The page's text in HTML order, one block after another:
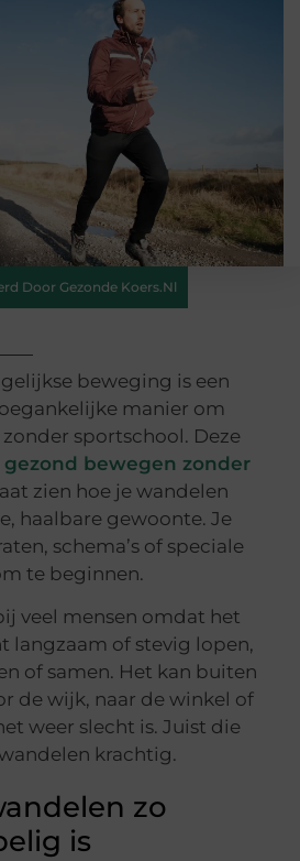
Door Gezonde Koers.nl
beweging is een
manier om
sportschool. Deze
gezond bewegen zonder
zien hoe je wandelen
haalbare gewoonte. Je
schema’s of speciale
te beginnen.
veel mensen omdat het
langzaam of stevig lopen,
of samen. Het kan buiten
de wijk, naar de winkel of
weer slecht is. Juist die
krachtig.
zo
is